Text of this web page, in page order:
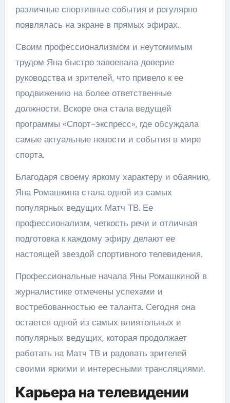
различные спортивные события и регулярно
появлялась на экране в прямых эфирах.
Своим профессионализмом и неутомимым
трудом Яна быстро завоевала доверие
руководства и зрителей, что привело к ее
продвижению на более ответственные
должности. Вскоре она стала ведущей
программы «Спорт-экспресс», где обсуждала
самые актуальные новости и события в мире
спорта.
Благодаря своему яркому характеру и обаянию,
Яна Ромашкина стала одной из самых
популярных ведущих Матч ТВ. Ее
профессионализм, четкость речи и отличная
подготовка к каждому эфиру делают ее
настоящей звездой спортивного телевидения.
Профессиональные начала Яны Ромашкиной в
журналистике отмечены успехами и
востребованностью ее таланта. Сегодня она
остается одной из самых влиятельных и
популярных ведущих, которая продолжает
работать на Матч ТВ и радовать зрителей
своими яркими и интересными трансляциями.
Карьера на телевидении